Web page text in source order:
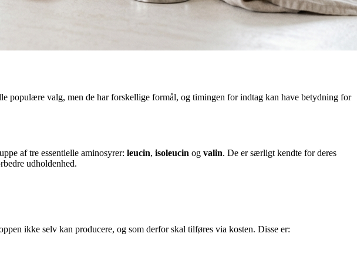
populære valg, men de har forskellige formål, og timingen for indtag kan have betydning for
af tre essentielle aminosyrer: leucin, isoleucin og valin. De er særligt kendte for deres
udholdenhed.
ikke selv kan producere, og som derfor skal tilføres via kosten. Disse er: